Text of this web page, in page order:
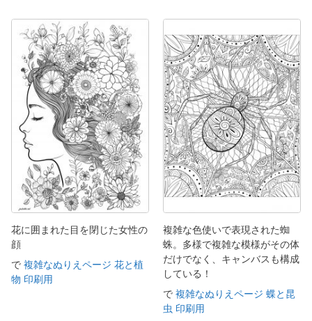
花に囲まれた目を閉じた女性の
顔
で 複雑なぬりえページ 花と植
物 印刷用
複雑な色使いで表現された蜘
蛛。多様で複雑な模様がその体
だけでなく、キャンバスも構成
している！
で 複雑なぬりえページ 蝶と昆
虫 印刷用